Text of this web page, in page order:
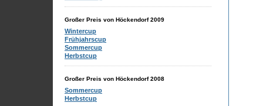
Großer Preis von Höckendorf 2009
Wintercup
Frühjahrscup
Sommercup
Herbstcup
Großer Preis von Höckendorf 2008
Sommercup
Herbstcup